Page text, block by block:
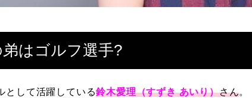
はゴルフ選手?
として活躍している鈴木愛理（すずき あいり）さん。